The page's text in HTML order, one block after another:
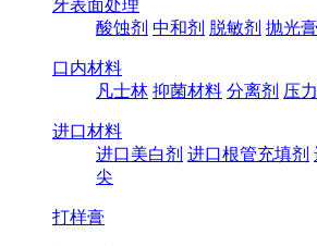
牙表面处理
酸蚀剂 中和剂 脱敏剂 抛光膏
口内材料
凡士林 抑菌材料 分离剂 压
进口材料
进口美白剂 进口根管充填剂
尖
打样膏